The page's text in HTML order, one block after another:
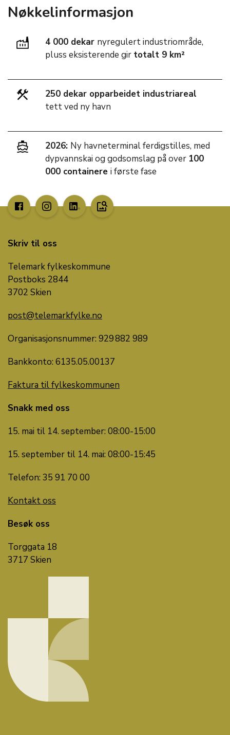
Nøkkelinformasjon
4 000 dekar nyregulert industriområde,
pluss eksisterende gir totalt 9 km²
250 dekar opparbeidet industriareal
tett ved ny havn
2026: Ny havneterminal ferdigstilles, med
dypvannskai og godsomslag på over 100
000 containere i første fase
image_search
Skriv til oss
Telemark fylkeskommune
Postboks 2844
3702 Skien
post@telemarkfylke.no
Organisasjonsnummer: 929 882 989
Bankkonto: 6135.05.00137
Faktura til fylkeskommunen
Snakk med oss
15. mai til 14. september: 08:00-15:00
15. september til 14. mai: 08:00-15:45
Telefon: 35 91 70 00
Kontakt oss
Besøk oss
Torggata 18
3717 Skien